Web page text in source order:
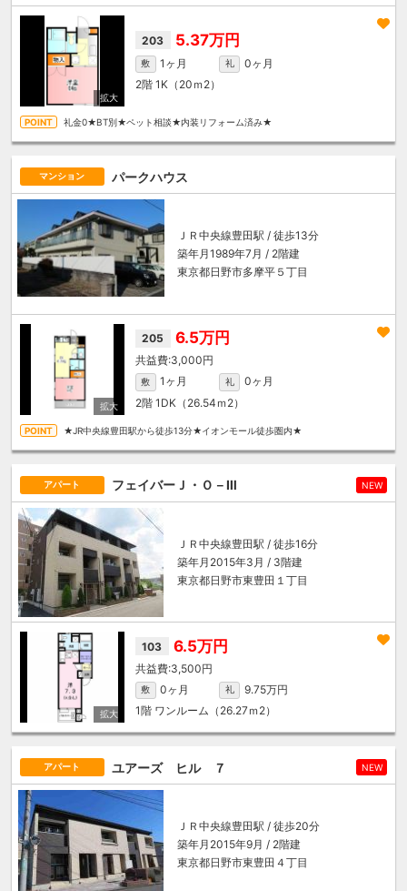
203 5.37万円
敷 1ヶ月 礼
0ヶ月
2階 1K（20ｍ 2）
礼金0★BT別★ペット相談★内装リフォーム済み★
マンション パークハウス
ＪＲ中央線豊田駅 / 徒歩13分
築年月1989年7月 / 2階建
東京都日野市多摩平５丁目
205 6.5万円
3,000円
敷 1ヶ月 礼
0ヶ月
2階 1DK（26.54ｍ 2）
★JR中央線豊田駅から徒歩13分★イオンモール徒歩圏内★
アパート フェイバーＪ・Ｏ－Ⅲ NEW
ＪＲ中央線豊田駅 / 徒歩16分
築年月2015年3月 / 3階建
東京都日野市東豊田１丁目
103 6.5万円
3,500円
敷 0ヶ月 礼
9.75万円
1階 ワンルーム（26.27ｍ 2）
アパート ユアーズ ヒル ７ NEW
ＪＲ中央線豊田駅 / 徒歩20分
築年月2015年9月 / 2階建
東京都日野市東豊田４丁目